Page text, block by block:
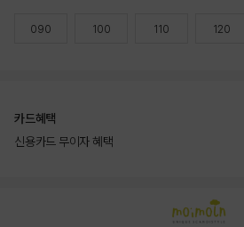
090 100 110 120
카드혜택
신용카드 무이자 혜택